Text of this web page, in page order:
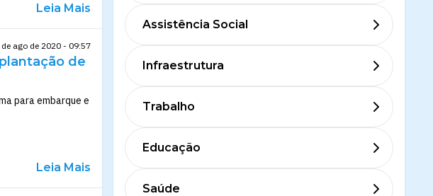
Leia Mais
ago de 2020 - 09:57
de
para embarque e
Leia Mais
Assistência Social
Infraestrutura
Trabalho
Educação
Saúde